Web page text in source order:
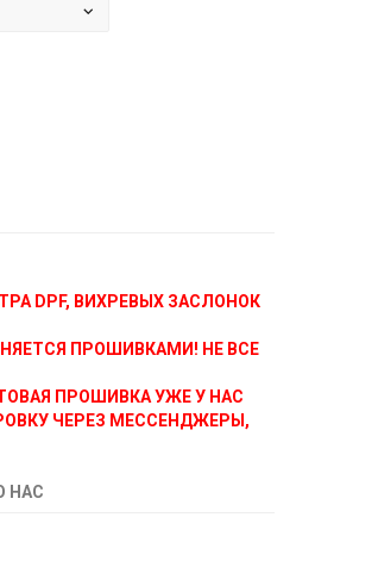
DPF, ВИХРЕВЫХ ЗАСЛОНОК
ПРОШИВКАМИ! НЕ ВСЕ
ПРОШИВКА УЖЕ У НАС
ЧЕРЕЗ МЕССЕНДЖЕРЫ,
НАС